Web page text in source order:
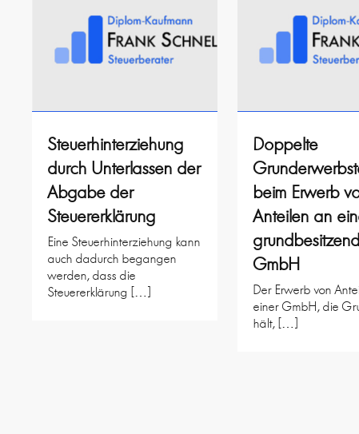
Steuerhinterziehung
durch Unterlassen der
Abgabe der
Steuererklärung
Eine Steuerhinterziehung kann
auch dadurch begangen
werden, dass die
Steuererklärung […]
Doppelte
beim Erwerb
Anteilen an
GmbH
Der Erwerb von
einer GmbH, die
hält, […]